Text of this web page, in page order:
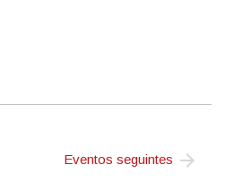
Eventos seguintes